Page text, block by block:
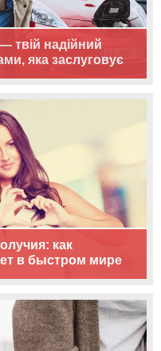
твій надійний
яка заслуговує
как
в быстром мире